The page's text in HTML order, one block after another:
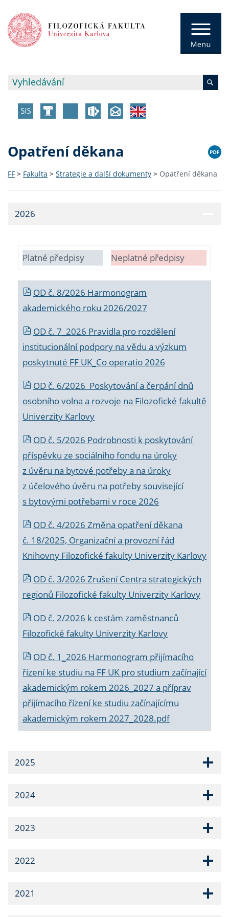
Opatření děkana
FF > Fakulta > Strategie a další dokumenty > Opatření děkana
2026
Platné předpisy Neplatné předpisy
OD č. 8/2026 Harmonogram
akademického roku 2026/2027
OD č. 7_2026 Pravidla pro rozdělení
institucionální podpory na vědu a výzkum
poskytnuté FF UK_Co operatio 2026
OD č. 6/2026 Poskytování a čerpání dnů
osobního volna a rozvoje na Filozofické fakultě
Univerzity Karlovy
OD č. 5/2026 Podrobnosti k poskytování
příspěvku ze sociálního fondu na úroky
z úvěru na bytové potřeby a na úroky
z účelového úvěru na potřeby související
s bytovými potřebami v roce 2026
OD č. 4/2026 Změna opatření děkana
č. 18/2025, Organizační a provozní řád
Knihovny Filozofické fakulty Univerzity Karlovy
OD č. 3/2026 Zrušení Centra strategických
regionů Filozofické fakulty Univerzity Karlovy
OD č. 2/2026 k cestám zaměstnanců
Filozofické fakulty Univerzity Karlovy
OD č. 1_2026 Harmonogram přijímacího
řízení ke studiu na FF UK pro studium začínající
akademickým rokem 2026_2027 a příprav
přijímacího řízení ke studiu začínajícímu
akademickým rokem 2027_2028.pdf
2025
2024
2023
2022
2021